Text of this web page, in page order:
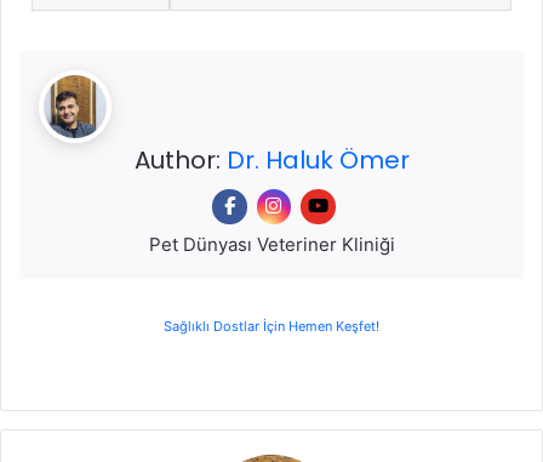
Author: Dr. Haluk Ömer
Pet Dünyası Veteriner Kliniği
Sağlıklı Dostlar İçin Hemen Keşfet!